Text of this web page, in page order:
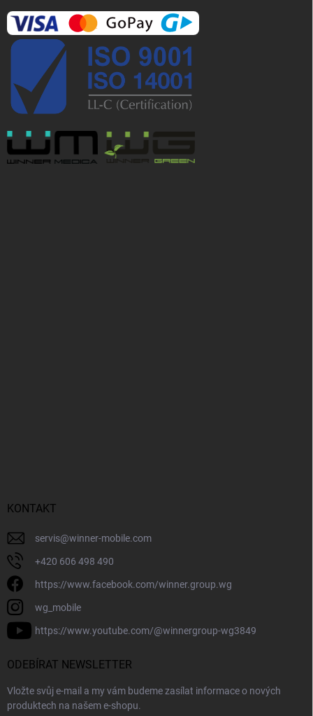
KONTAKT
servis@winner-mobile.com
+420 606 498 490
https://www.facebook.com/winner.group.wg
wg_mobile
https://www.youtube.com/@winnergroup-wg3849
ODEBÍRAT NEWSLETTER
Vložte svůj e-mail a my vám budeme zasílat informace o nových
produktech na našem e-shopu.